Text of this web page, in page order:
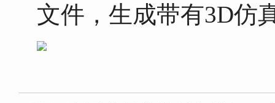
文件，生成带有3D仿